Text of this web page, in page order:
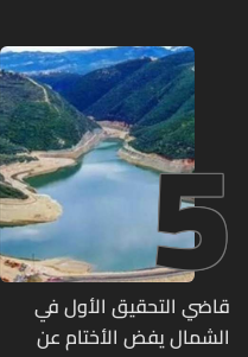
مزروعة بالماريجوانا
5
قاضي التحقيق الأول في
الشمال يفض الأختام عن